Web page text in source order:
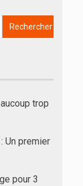
trop
Un premier
pour 3